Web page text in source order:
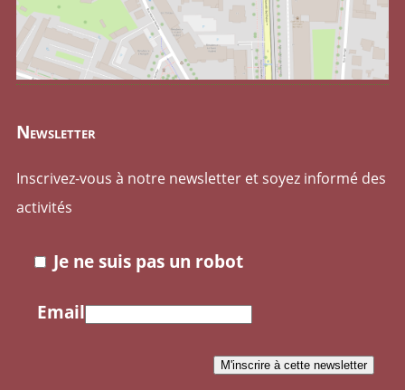
Newsletter
Inscrivez-vous à notre newsletter et soyez informé des
activités
Je ne suis pas un robot
Email